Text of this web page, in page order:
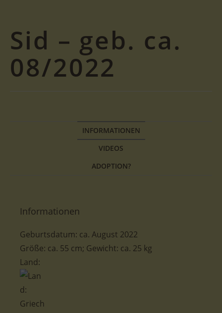
Sid – geb. ca.
08/2022
INFORMATIONEN
VIDEOS
ADOPTION?
Informationen
Geburtsdatum: ca. August 2022
Größe: ca. 55 cm; Gewicht: ca. 25 kg
Land: